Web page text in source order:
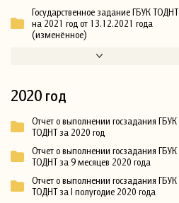
Государственное задание ГБУК ТОДНТ
на 2021 год от 13.12.2021 года
(изменённое)
2020 год
Отчет о выполнении госзадания ГБУК
ТОДНТ за 2020 год
Отчет о выполнении госзадания ГБУК
ТОДНТ за 9 месяцев 2020 года
Отчет о выполнении госзадания ГБУК
ТОДНТ за I полугодие 2020 года